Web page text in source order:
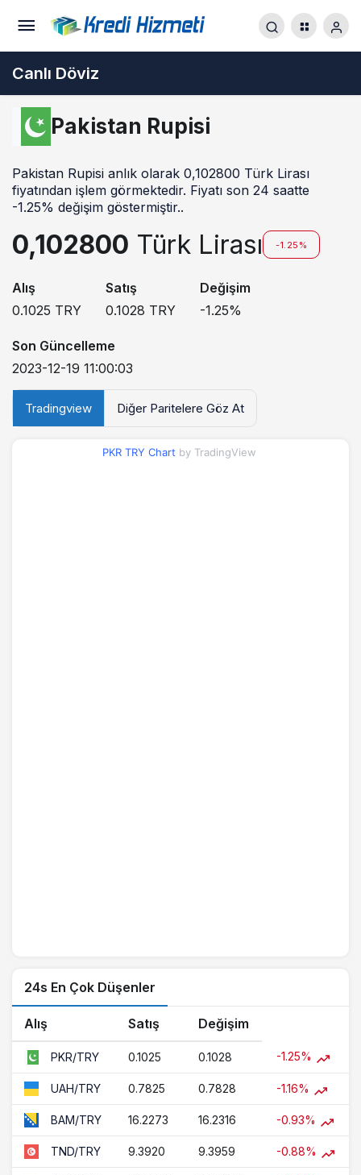
Canlı Döviz
Pakistan Rupisi
Pakistan Rupisi anlık olarak 0,102800 Türk Lirası
fiyatından işlem görmektedir. Fiyatı son 24 saatte
-1.25% değişim göstermiştir..
0,102800 Türk Lirası -1.25%
Alış
0.1025 TRY
Satış
0.1028 TRY
Değişim
-1.25%
Son Güncelleme
2023-12-19 11:00:03
Tradingview Diğer Paritelere Göz At
PKR TRY Chart by TradingView
24s En Çok Düşenler
Alış Satış Değişim
PKR/TRY 0.1025 0.1028 -1.25%
UAH/TRY 0.7825 0.7828 -1.16%
BAM/TRY 16.2273 16.2316 -0.93%
TND/TRY 9.3920 9.3959 -0.88%